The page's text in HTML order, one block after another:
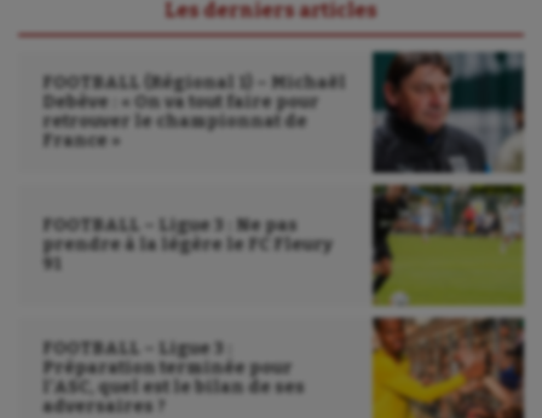
UNSS
Wakeboard
Les derniers articles
FOOTBALL (Régional 1) – Michaël
Debève : « On va tout faire pour
retrouver le championnat de
France »
FOOTBALL – Ligue 3 : Ne pas
prendre à la légère le FC Fleury
91
FOOTBALL – Ligue 3 :
Préparation terminée pour
l’ASC, quel est le bilan de ses
adversaires ?